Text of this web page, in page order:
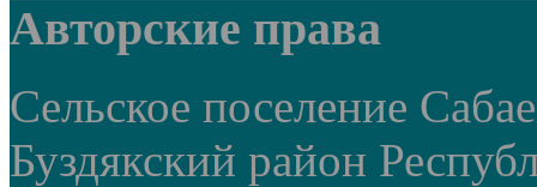
Авторские права
Сельское поселение
Буздякский район